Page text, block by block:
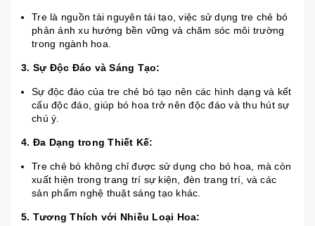
Tre là nguồn tài nguyên tái tạo, việc sử dụng tre chẻ bó
phản ánh xu hướng bền vững và chăm sóc môi trường
trong ngành hoa.
3. Sự Độc Đáo và Sáng Tạo:
Sự độc đáo của tre chẻ bó tạo nên các hình dạng và kết
cấu độc đáo, giúp bó hoa trở nên độc đáo và thu hút sự
chú ý.
4. Đa Dạng trong Thiết Kế:
Tre chẻ bó không chỉ được sử dụng cho bó hoa, mà còn
xuất hiện trong trang trí sự kiện, đèn trang trí, và các
sản phẩm nghệ thuật sáng tạo khác.
5. Tương Thích với Nhiều Loại Hoa: